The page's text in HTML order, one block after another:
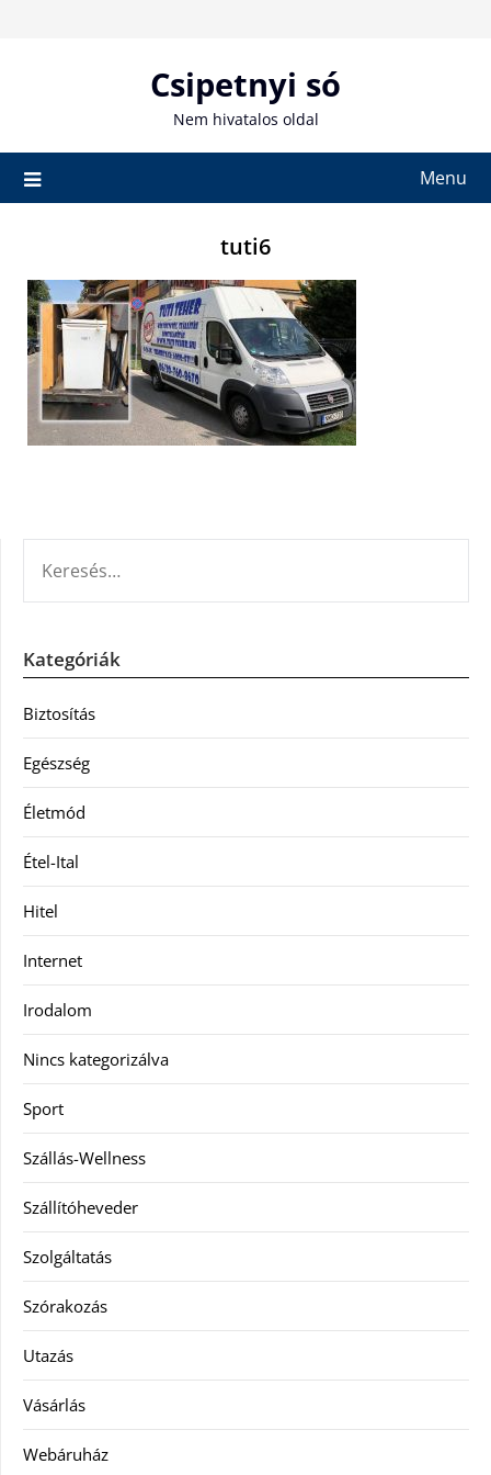
Csipetnyi só
Nem hivatalos oldal
Menu
tuti6
Kategóriák
Biztosítás
Egészség
Életmód
Étel-Ital
Hitel
Internet
Irodalom
Nincs kategorizálva
Sport
Szállás-Wellness
Szállítóheveder
Szolgáltatás
Szórakozás
Utazás
Vásárlás
Webáruház